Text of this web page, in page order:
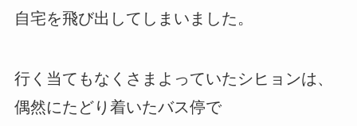
自宅を飛び出してしまいました。
行く当てもなくさまよっていたシヒョンは、
偶然にたどり着いたバス停で